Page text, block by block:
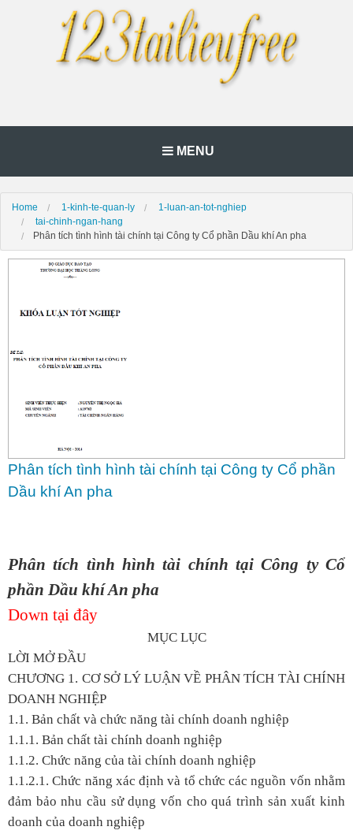
MENU
Home 1-kinh-te-quan-ly
1-luan-an-tot-nghiep
tai-chinh-ngan-hang
Phân tích tình hình tài chính tại Công ty Cổ phần Dầu khí An pha
Phân tích tình hình tài chính tại Công ty Cổ phần
Dầu khí An pha
Phân tích tình hình tài chính tại Công ty Cổ
phần Dầu khí An pha
Down tại đây
MỤC LỤC
LỜI MỞ ĐẦU
CHƯƠNG 1. CƠ SỞ LÝ LUẬN VỀ PHÂN TÍCH TÀI CHÍNH
DOANH NGHIỆP
1.1. Bản chất và chức năng tài chính doanh nghiệp
1.1.1. Bản chất tài chính doanh nghiệp
1.1.2. Chức năng của tài chính doanh nghiệp
1.1.2.1. Chức năng xác định và tổ chức các nguồn vốn nhằm
đảm bảo nhu cầu sử dụng vốn cho quá trình sản xuất kinh
doanh của doanh nghiệp